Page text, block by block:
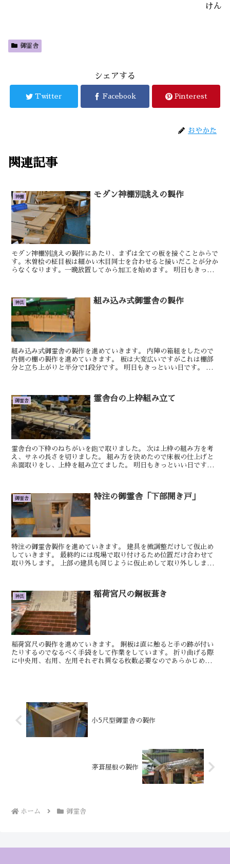
けん
御霊舎
シェアする
Twitter Facebook Pinterest
おやかた
関連記事
神棚 モダン神棚別誂えの製作
モダン神棚別誂えの製作にあたり、まずは全ての板を接ぐことからで
す。木曽桧の柾目板は細かい木目同士を合わせると接いだことが分か
らなくなります。一晩放置してから加工を始めます。 明日もきっと
神具 組み込み式御霊舎の製作
組み込み式御霊舎の製作を進めていきます。 内陣の箱組をしたので
内側の棚の製作を進めていきます。 板は大変広いですがこれは棚部
分と立ち上がりと半分で1段分です。 明日もきっといい日です。 け
御霊舎 霊舎台の上枠組み立て
霊舎台の下枠のねちがいを鉋で取りました。 次は上枠の組み方を考
え、サネの長さを切りました。 組み方を決めたので床板の仕上げと
糸面取りをし、上枠を組み立てました。 明日もきっといい日です。
御霊舎 特注の御霊舎「下部開き戸」
特注の御霊舎製作を進めていきます。 建具を微調整だけして仮止め
していきます。 最終的には現場で取り付けるため位置だけ合わせて
取り外します。 上部の建具も同じように仮止めして取り外ししま
神具 稲荷宮尺の銅板葺き
稲荷宮尺の製作を進めていきます。 銅板は直に触ると手の跡が付い
たりするのでなるべく手袋をして作業をしています。 折り曲げる際
に中央用、右用、左用それぞれ異なる枚数必要なのであらかじめサイ
小5尺型御霊舎の製作
茅葺屋根の製作
ホーム 御霊舎